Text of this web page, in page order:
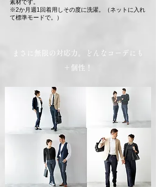
素材です。
※2か月週1回着用しその度に洗濯。（ネットに入れ
て標準モードで。）
まさに無限の対応力。どんなコーデにも
＋個性！